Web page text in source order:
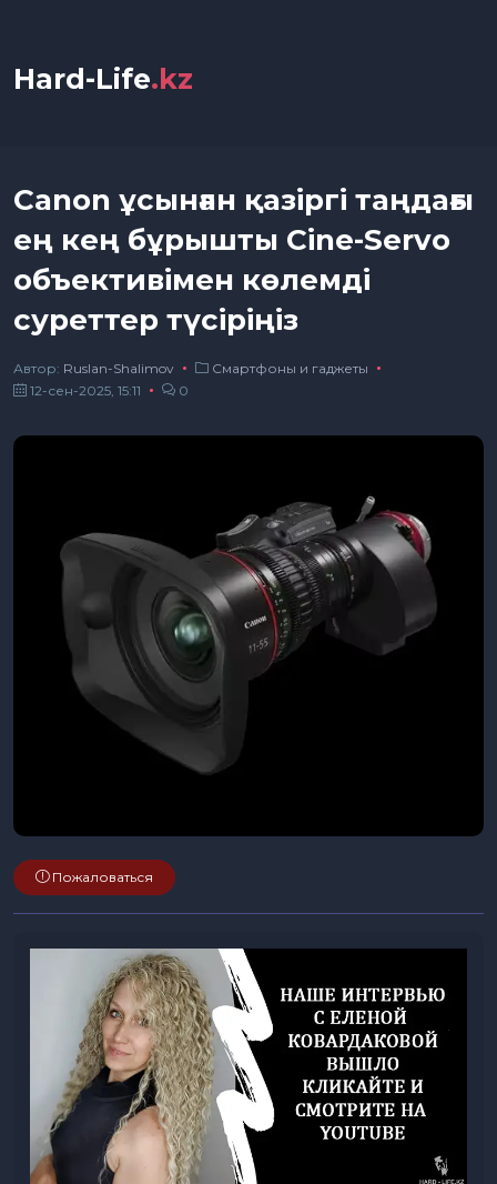
Hard-Life.kz
Canon ұсынған қазіргі таңдағы
ең кең бұрышты Cine-Servo
объективімен көлемді
суреттер түсіріңіз
Автор: Ruslan-Shalimov
Смартфоны и гаджеты
12-сен-2025, 15:11
0
Пожаловаться